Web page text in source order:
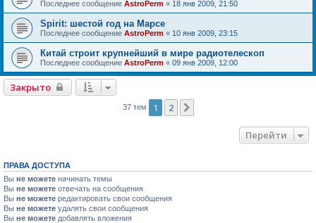
Последнее сообщение AstroPerm « 18 янв 2009, 21:50
Spirit: шестой год на Марсе
Последнее сообщение AstroPerm « 10 янв 2009, 23:15
Китай строит крупнейший в мире радиотелескоп
Последнее сообщение AstroPerm « 09 янв 2009, 12:00
Закрыто
37 тем 1 2
Перейти
ПРАВА ДОСТУПА
Вы не можете начинать темы
Вы не можете отвечать на сообщения
Вы не можете редактировать свои сообщения
Вы не можете удалять свои сообщения
Вы не можете добавлять вложения